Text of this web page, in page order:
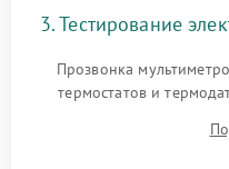
3. Тестирование
Прозвонка
термостатов и
модуля, реле, диодных
индукции). Проверка